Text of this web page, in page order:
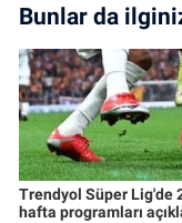
Bunlar da
Trendyol Süper Lig'de
hafta programları